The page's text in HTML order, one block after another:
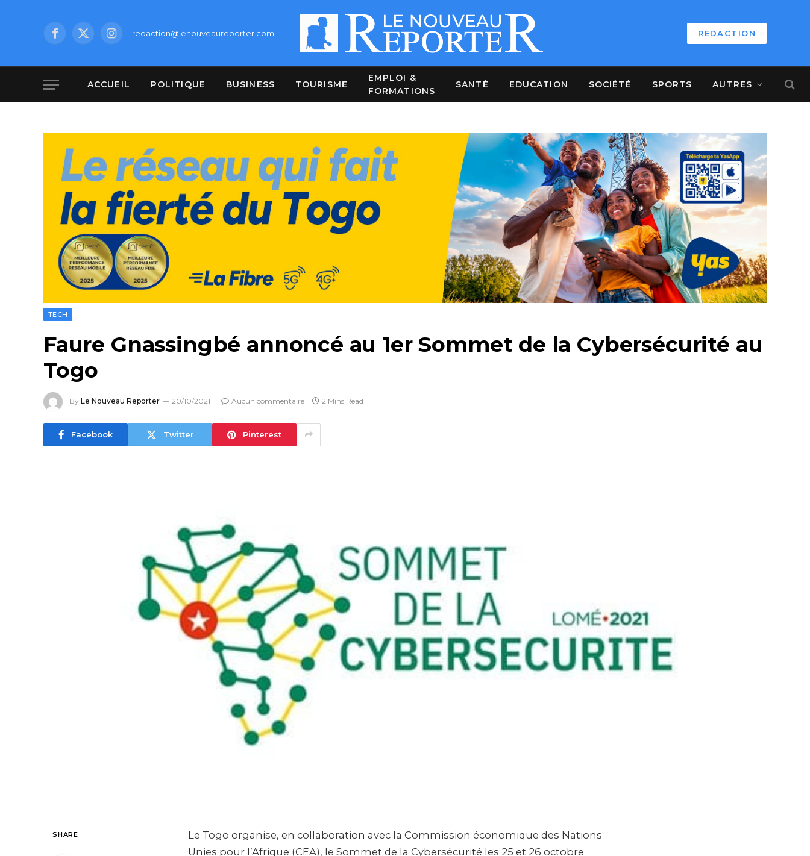
Facebook
X
Instagramredaction@lenouveaureporter.com REDACTION
ACCUEIL POLITIQUE BUSINESS TOURISME
EMPLOI &
FORMATIONS
SANTÉ EDUCATION SOCIÉTÉ SPORTS AUTRES
TECH
Faure Gnassingbé annoncé au 1er Sommet de la Cybersécurité au
Togo
By Le Nouveau Reporter 20/10/2021 Aucun commentaire 2 Mins Read
Facebook Twitter Pinterest
SHARE
Le Togo organise, en collaboration avec la Commission économique des Nations
Unies pour l’Afrique (CEA), le Sommet de la Cybersécurité les 25 et 26 octobre